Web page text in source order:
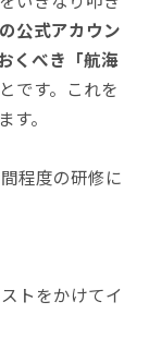
公式アカウン
くべき「航海
です。これを
。
程度の研修に
トをかけてイ